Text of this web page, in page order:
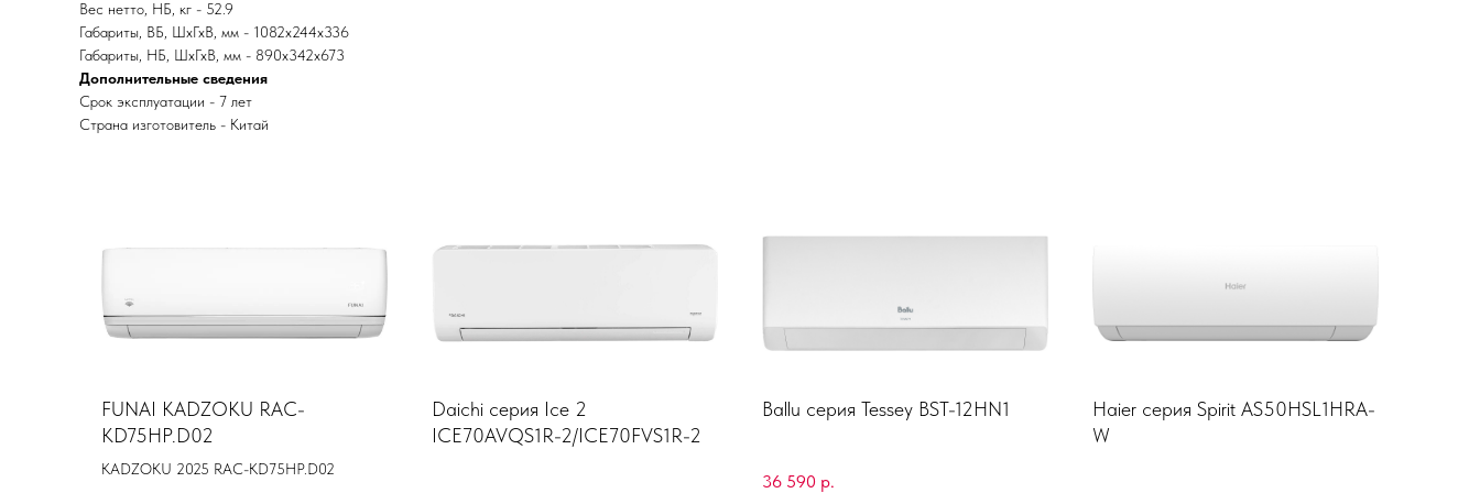
Вес нетто, НБ, кг - 52.9
Габариты, ВБ, ШхГхВ, мм - 1082x244x336
Габариты, НБ, ШхГхВ, мм - 890x342x673
Дополнительные сведения
Срок эксплуатации - 7 лет
Страна изготовитель - Китай
FUNAI KADZOKU RAC-
KD75HP.D02
KADZOKU 2025 RAC-KD75HP.D02
Daichi серия Ice 2
ICE70AVQS1R-2/ICE70FVS1R-2
Ballu серия Tessey BST-12HN1
36 590 р.
Haier серия Spirit AS50HSL1HRA-
W